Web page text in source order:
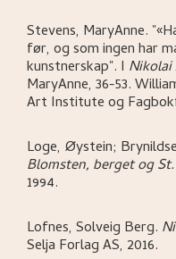
Stevens, MaryAnne.
før, og som ingen har
kunstnerskap". I
MaryAnne, 36-53.
Art Institute og
Loge, Øystein;
Blomsten, berget og
1994.
Lofnes, Solveig Berg.
Selja Forlag AS, 2016.